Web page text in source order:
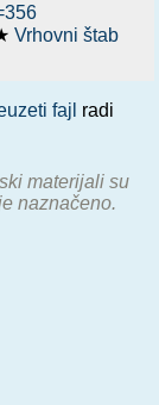
Vrhovni štab
fajl radi
materijali su
naznačeno.